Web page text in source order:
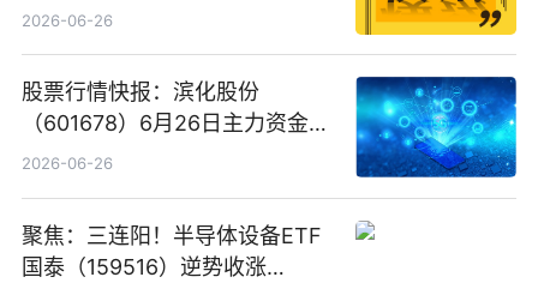
2026-06-26
股票行情快报：滨化股份
（601678）6月26日主力资金净
卖出5964.34万元
2026-06-26
聚焦：三连阳！半导体设备ETF
国泰（159516）逆势收涨